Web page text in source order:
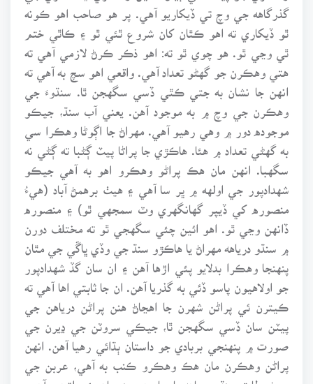
گذرگاهه جي وچ تي ڏيکاريو آهي. پر هو صاحب اهو ڪونه
ٿو ڏيکاري ته اهو ڪٿان کان شروع ٿئي ٿو ۽ ڪاٿي ختم
ٿي وڃي ٿو. هو چوي ٿو ته: اهو ذڪر ڪرڻ لازمي آهي ته
هتي وهڪرن جو گهڻو تعداد آهي. واقعي اهو سچ به آهي ته
انهن جا نشان به جتي ڪٿي ڏسي سگهجن ٿا. سنڌوءَ جي
وهڪرن جي وچ ۾ به موجود آهن. يعني آب سنڌ، جيڪو
موجوده دور ۾ وهي رهيو آهي. مهراڻ جا اڳوڻا وهڪرا سي
به گهڻي تعداد ۾ هئا. هاڪڙي جا پراڻا پيٽ ڳڻبا ته ڳڻي نه
سگهبا. انهن مان هڪ پراڻو وهڪرو اهو به آهي جيڪو
شهدادپور جي اولهه ۾ ڀر سا آهي ۽ هيٺ برهمڻ آباد (هيءُ
منصوره کي ڏيپر گهانگهري وٽ سمجهي ٿو) ۽ منصوره
ڏانهن وڃي ٿو. اهو ائين چئي سگهجي ٿو ته مختلف دورن
۾ سنڌو درياهه مهراڻ يا هاڪڙو سنڌ جي وڏي ڀاڱي جي مٿان
پنهنجا وهڪرا بدلايو پئي اڙها آهن ۽ ان سان گڏ شهدادپور
جو اولاهيون پاسو ڏئي به گذريا آهن. ان جا ثابتي اها آهي ته
ڪيترن ئي پراڻن شهرن جا اهڃاڻ هنن پراڻن درياهن جي
پيٽن سان ڏسي سگهجن ٿا، جيڪي سروٽن جي ڍيرن جي
صورت ۾ پنهنجي بربادي جو داستان ٻڌائي رهيا آهن. انهن
پراڻن وهڪرن مان هڪ وهڪرو ڪنب به آهي، عربن جي
چوڻ مطابق سنڌو درياهه بار بار هن منجهان پئي اڙهيو آهي.